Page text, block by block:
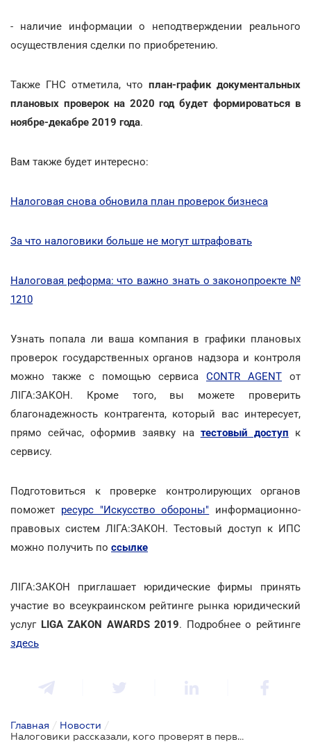
- наличие информации о неподтверждении реального
осуществления сделки по приобретению.
Также ГНС отметила, что план-график документальных
плановых проверок на 2020 год будет формироваться в
ноябре-декабре 2019 года.
Вам также будет интересно:
Налоговая снова обновила план проверок бизнеса
За что налоговики больше не могут штрафовать
Налоговая реформа: что важно знать о законопроекте №
1210
Узнать попала ли ваша компания в графики плановых
проверок государственных органов надзора и контроля
можно также с помощью сервиса CONTR AGENT от
ЛІГА:ЗАКОН. Кроме того, вы можете проверить
благонадежность контрагента, который вас интересует,
прямо сейчас, оформив заявку на тестовый доступ к
сервису.
Подготовиться к проверке контролирующих органов
поможет ресурс "Искусство обороны" информационно-
правовых систем ЛІГА:ЗАКОН. Тестовый доступ к ИПС
можно получить по ссылке
ЛІГА:ЗАКОН приглашает юридические фирмы принять
участие во всеукраинском рейтинге рынка юридический
услуг LIGA ZAKON AWARDS 2019. Подробнее о рейтинге
здесь
Главная / Новости /
Налоговики рассказали, кого проверят в первую очередь